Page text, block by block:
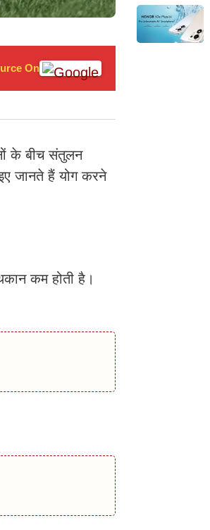
On
के बीच संतुलन
जानते हैं योग करने
कम होती है।